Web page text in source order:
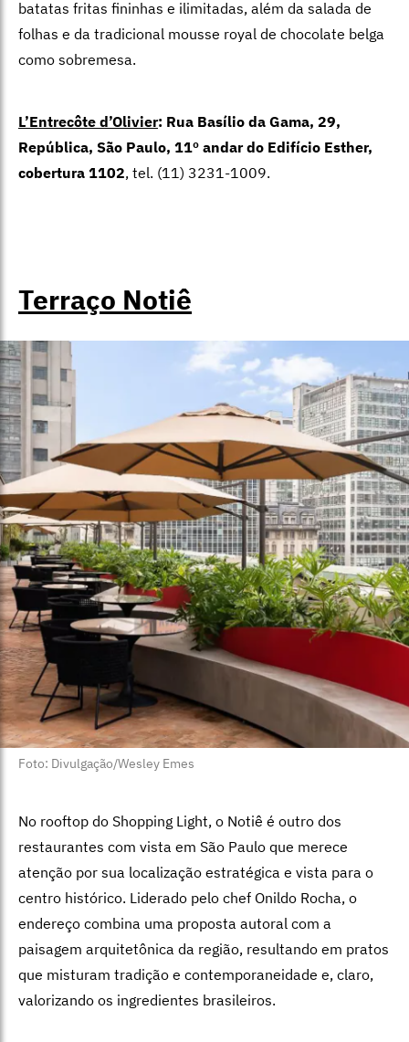
batatas fritas fininhas e ilimitadas, além da salada de
folhas e da tradicional mousse royal de chocolate belga
como sobremesa.
L’Entrecôte d’Olivier: Rua Basílio da Gama, 29,
República, São Paulo, 11º andar do Edifício Esther,
cobertura 1102, tel. (11) 3231-1009.
Terraço Notiê
Foto: Divulgação/Wesley Emes
No rooftop do Shopping Light, o Notiê é outro dos
restaurantes com vista em São Paulo que merece
atenção por sua localização estratégica e vista para o
centro histórico. Liderado pelo chef Onildo Rocha, o
endereço combina uma proposta autoral com a
paisagem arquitetônica da região, resultando em pratos
que misturam tradição e contemporaneidade e, claro,
valorizando os ingredientes brasileiros.